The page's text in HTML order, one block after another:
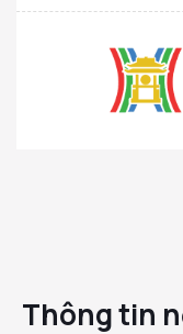
Thông tin